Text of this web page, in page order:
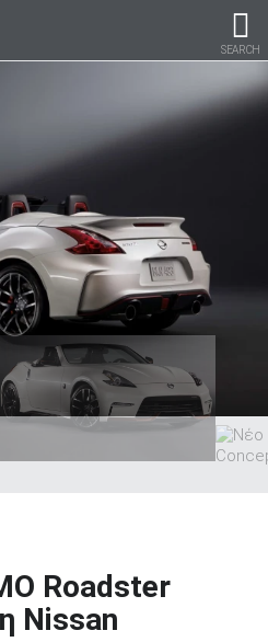
SEARCH
για το
το!
Roadster
Nissan